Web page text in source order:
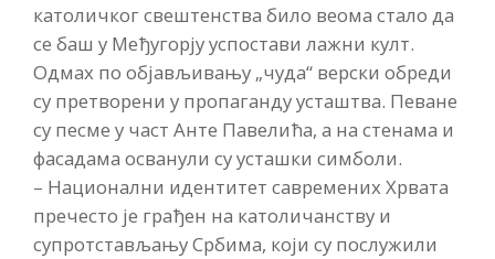
католичког свештенства било веома стало да
се баш у Међугорју успостави лажни култ.
Одмах по објављивању „чуда“ верски обреди
су претворени у пропаганду усташтва. Певане
су песме у част Анте Павелића, а на стенама и
фасадама осванули су усташки симболи.
– Национални идентитет савремених Хрвата
пречесто је грађен на католичанству и
супротстављању Србима, који су послужили